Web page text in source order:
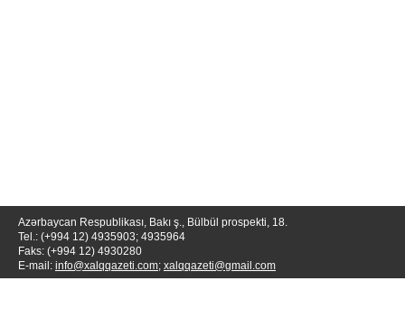
Azərbaycan Respublikası, Bakı ş., Bülbül prospekti, 18.
Tel.: (+994 12) 4935903; 4935964
Faks: (+994 12) 4930280
E-mail: info@xalqqazeti.com; xalqqazeti@gmail.com